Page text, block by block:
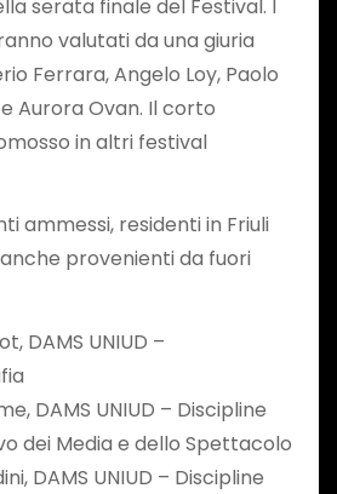
serata finale del Festival. I
valutati da una giuria
Ferrara, Angelo Loy, Paolo
Aurora Ovan. Il corto
in altri festival
ammessi, residenti in Friuli
provenienti da fuori
DAMS UNIUD –
DAMS UNIUD – Discipline
dei Media e dello Spettacolo
DAMS UNIUD – Discipline